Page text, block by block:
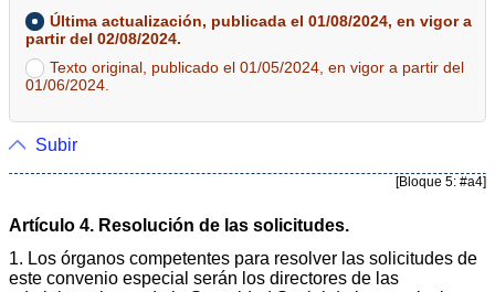
Última actualización, publicada el 01/08/2024, en vigor a
partir del 02/08/2024.
Texto original, publicado el 01/05/2024, en vigor a partir del
01/06/2024.
Subir
[Bloque 5: #a4]
Artículo 4. Resolución de las solicitudes.
1. Los órganos competentes para resolver las solicitudes de
este convenio especial serán los directores de las